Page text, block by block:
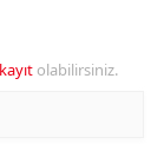
kayıt olabilirsiniz.